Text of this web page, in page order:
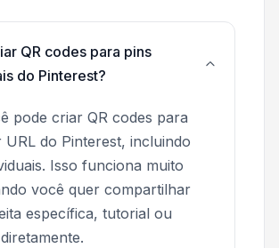
QR codes para pins
do Pinterest?
pode criar QR codes para
URL do Pinterest, incluindo
Isso funciona muito
você quer compartilhar
específica, tutorial ou